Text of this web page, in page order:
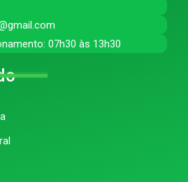
07h30 às 13h30